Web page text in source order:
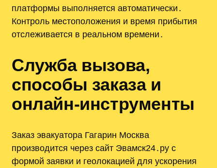
платформы выполняется автоматически․
Контроль местоположения и время прибытия
отслеживается в реальном времени․
Служба вызова,
способы заказа и
онлайн-инструменты
Заказ эвакуатора Гагарин Москва
производится через сайт Эвамск24․ру с
формой заявки и геолокацией для ускорения